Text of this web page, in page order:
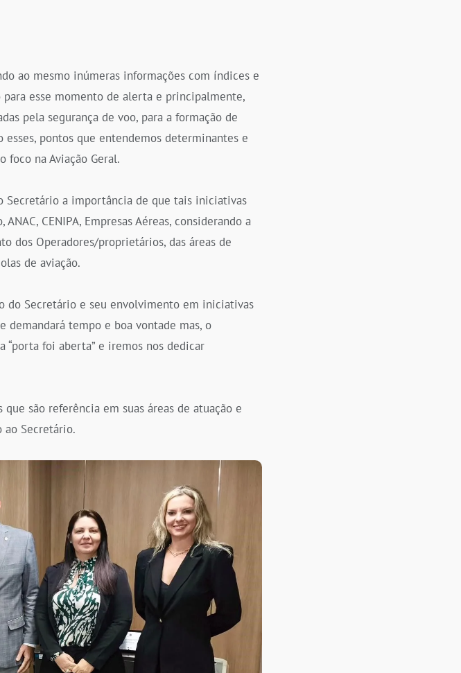
ao mesmo inúmeras informações com índices e
esse momento de alerta e principalmente,
pela segurança de voo, para a formação de
pontos que entendemos determinantes e
foco na Aviação Geral.
Secretário a importância de que tais iniciativas
CENIPA, Empresas Aéreas, considerando a
dos Operadores/proprietários, das áreas de
de aviação.
do Secretário e seu envolvimento em iniciativas
demandará tempo e boa vontade mas, o
foi aberta” e iremos nos dedicar
que são referência em suas áreas de atuação e
ao Secretário.